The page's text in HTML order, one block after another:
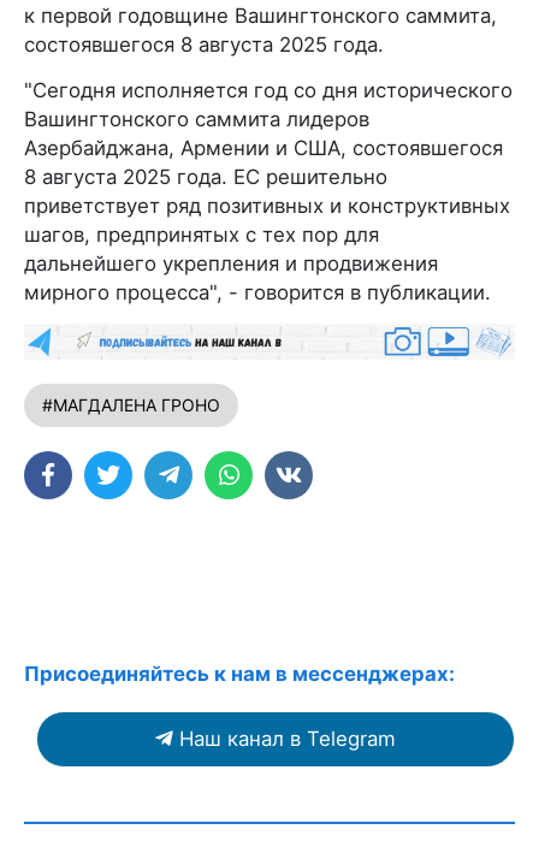
к первой годовщине Вашингтонского саммита,
состоявшегося 8 августа 2025 года.
"Сегодня исполняется год со дня исторического
Вашингтонского саммита лидеров
Азербайджана, Армении и США, состоявшегося
8 августа 2025 года. ЕС решительно
приветствует ряд позитивных и конструктивных
шагов, предпринятых с тех пор для
дальнейшего укрепления и продвижения
мирного процесса", - говорится в публикации.
#МАГДАЛЕНА ГРОНО
Присоединяйтесь к нам в мессенджерах:
Наш канал в Telegram